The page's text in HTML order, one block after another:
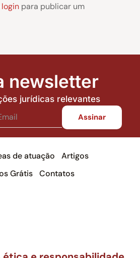
login para publicar um
newsletter
jurídicas relevantes
de atuação
Artigos
Grátis
Contatos